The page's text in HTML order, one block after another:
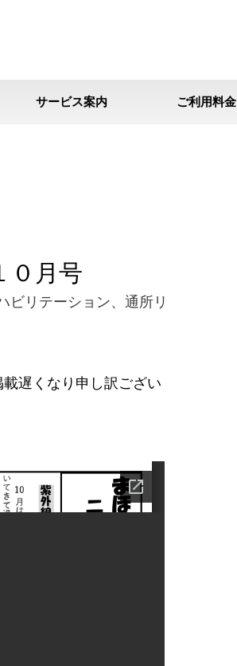
サービス案内 ご利用料金
０月号
ビリテーション、通所リ
遅くなり申し訳ござい